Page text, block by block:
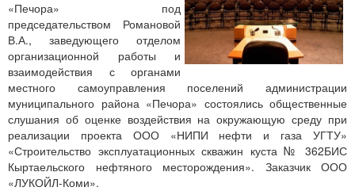
«Печора» под
председательством Романовой
В.А., заведующего отделом
организационной работы и
взаимодействия с органами
местного самоуправления поселений администрации
муниципального района «Печора» состоялись общественные
слушания об оценке воздействия на окружающую среду при
реализации проекта ООО «НИПИ нефти и газа УГТУ»
«Строительство эксплуатационных скважин куста № 362БИС
Кыртаельского нефтяного месторождения». Заказчик ООО
«ЛУКОЙЛ-Коми».